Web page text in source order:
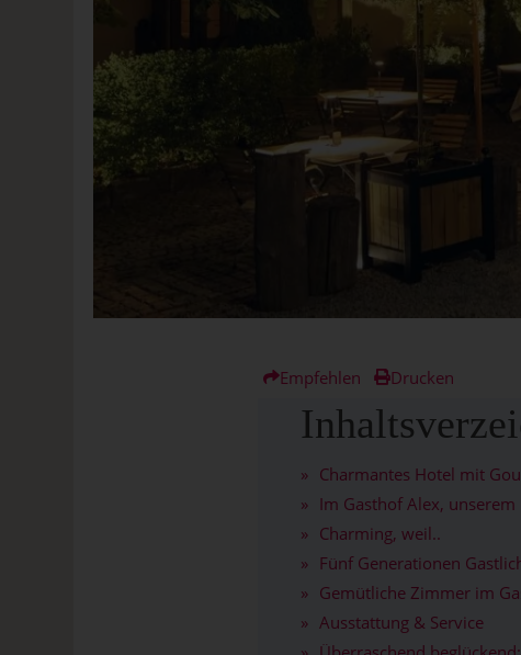
Empfehlen Drucken
Charmantes Hotel mit
Im Gasthof Alex,
Charming, weil..
Fünf Generationen
Gemütliche Zimmer im
Ausstattung & Service